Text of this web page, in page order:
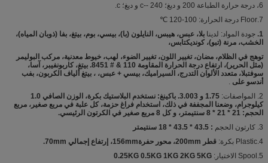
6، درجة حرارة الطباعة 200 و ديغ؛ c-- 240 و ديغ؛ c.
7.Floor درجة الحرارة: 100-120 ℃
1. جودة المواد: لدينا بلا، عبس، هيبس، النايلون (با)، بيسي، بوم، بيتغ، بفا (ذوبان المياه)،
الخشب، مرنة (تبو)، كونديكتابس،
توهج في الظلام، مضان، تغيير اللون، تغيير الضوء، لهب، خيوط معدنية، مركب البوليمر
(مثل الحرير)، ارتفاع درجة الحرارة المقاومة 110 & # 8451. بيتغ، كاربونفيبر، آسا،
سوفتبلا، متعدد الألوان التدرج، السيراميك، بيسي + عبس، ، بيتغ ألياف الكربون، بفب
أندسو على .
2. المواصفات:
1.75 و 3.003. باكينغ: نستخدم البلاستيك بكرة، الوزن الصافي 1.0
كيلوجرام، وضعنا المجففة في ذلك، استخدام فراغ حزمة، كل علبة في مربع صغير، مربع
الحجم: 21 * 21 * 8 سنتيمتر، و كل 8 مربع صغير في الكرتون الرئيسي.
3. كارتون الحجم
: 43.5 * 43.5 * 18 سنتيمتر
4.Plastic بكرة:
قطر 200mm، محور حفرة156mm، إرتفاع إجمالي 70mm.
5.Spool الاختيار:
0.25KG 0.5KG 1KG 2KG 5KG